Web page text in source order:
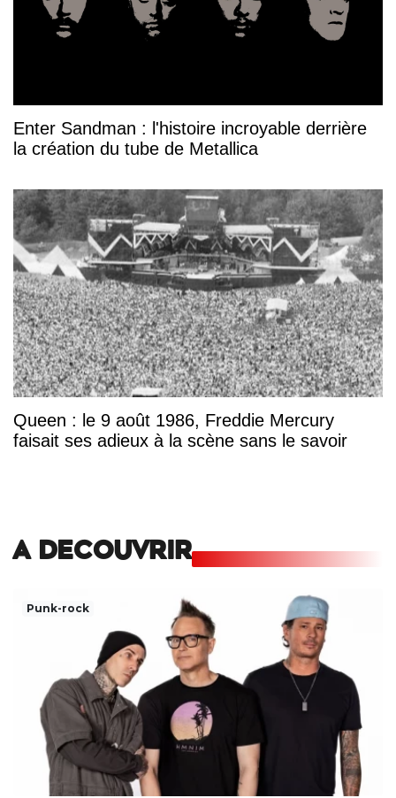
Enter Sandman : l'histoire incroyable derrière
la création du tube de Metallica
Queen : le 9 août 1986, Freddie Mercury
faisait ses adieux à la scène sans le savoir
A DECOUVRIR
Punk-rock